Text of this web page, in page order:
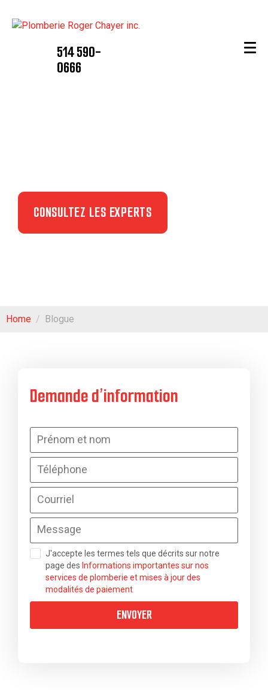
514 590-
0666
CONSULTEZ LES EXPERTS
Home Blogue
Demande d’information
J'accepte les termes tels que décrits sur notre
page des Informations importantes sur nos
services de plomberie et mises à jour des
modalités de paiement
ENVOYER